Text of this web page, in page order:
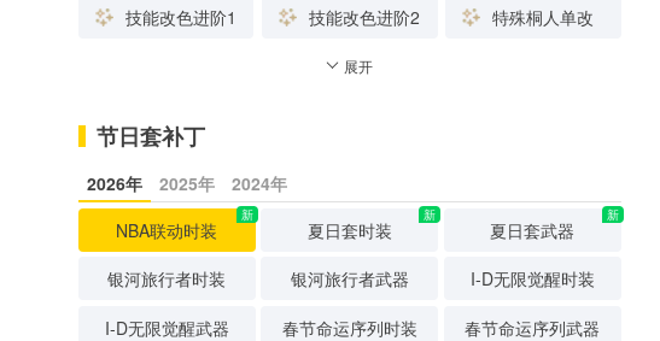
技能改色进阶1 技能改色进阶2 特殊桐人单改
展开
节日套补丁
2026年 2025年
2024年
NBA联动时装
新
夏日套时装
新
夏日套武器
新
银河旅行者时装 银河旅行者武器 I-D无限觉醒时装
I-D无限觉醒武器 春节命运序列时装 春节命运序列武器